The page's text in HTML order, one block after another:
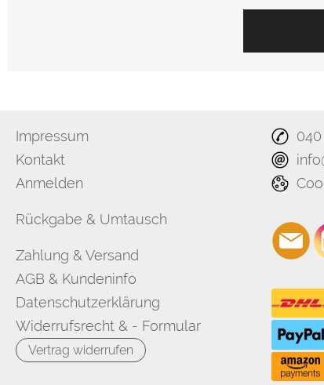
Impressum
Kontakt
Anmelden
Rückgabe & Umtausch
Zahlung & Versand
AGB & Kundeninfo
Datenschutzerklärung
Widerrufsrecht & - Formular
Vertrag widerrufen